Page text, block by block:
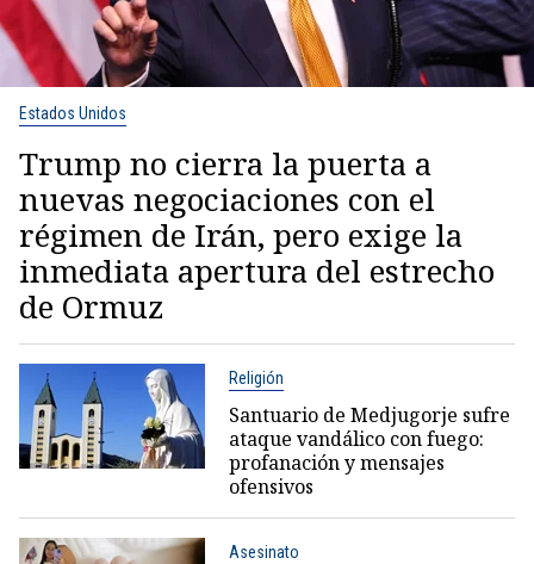
Estados Unidos
Trump no cierra la puerta a
nuevas negociaciones con el
régimen de Irán, pero exige la
inmediata apertura del estrecho
de Ormuz
Religión
Santuario de Medjugorje sufre
ataque vandálico con fuego:
profanación y mensajes
ofensivos
Asesinato